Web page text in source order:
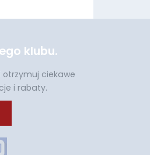
klubu.
otrzymuj ciekawe
i rabaty.